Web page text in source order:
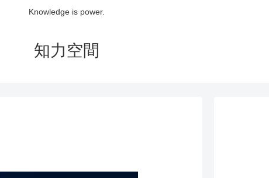
Knowledge is power.
知力空間